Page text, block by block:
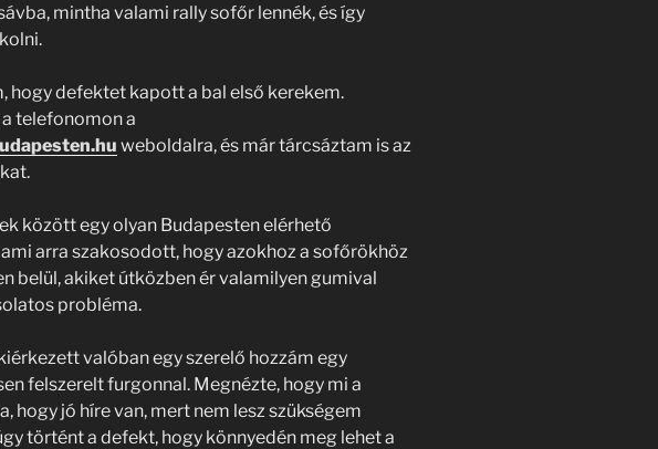
mintha valami rally sofőr lennék, és így
hogy defektet kapott a bal első kerekem.
telefonomon a
weboldalra, és már tárcsáztam is az
között egy olyan Budapesten elérhető
arra szakosodott, hogy azokhoz a sofőrökhöz
belül, akiket útközben ér valamilyen gumival
probléma.
valóban egy szerelő hozzám egy
felszerelt furgonnal. Megnézte, hogy mi a
hogy jó híre van, mert nem lesz szükségem
történt a defekt, hogy könnyedén meg lehet a